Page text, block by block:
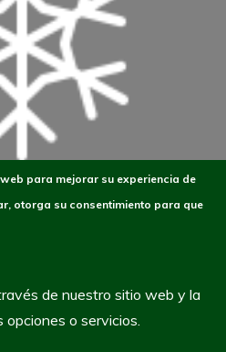
Inviernopara mejorar su experiencia de
otorga su consentimiento para que
de nuestro sitio web y la
o servicios.